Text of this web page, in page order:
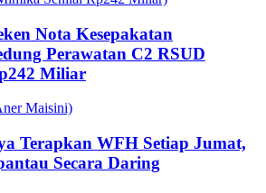
Nota Kesepakatan
Perawatan C2 RSUD
Miliar
Terapkan WFH Setiap Jumat,
Secara Daring